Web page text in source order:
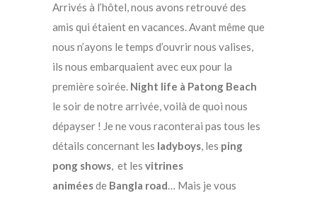
Arrivés à l’hôtel, nous avons retrouvé des
amis qui étaient en vacances. Avant même que
nous n’ayons le temps d’ouvrir nous valises,
ils nous embarquaient avec eux pour la
première soirée. Night life à Patong Beach
le soir de notre arrivée, voilà de quoi nous
dépayser ! Je ne vous raconterai pas tous les
détails concernant les ladyboys, les ping
pong shows, et les vitrines
animéesde Bangla road… Mais je vous